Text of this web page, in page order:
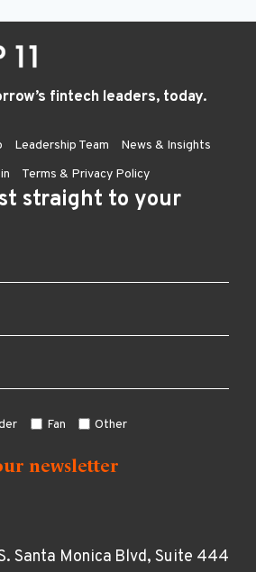
fintech leaders, today.
Leadership Team
News & Insights
Terms & Privacy Policy
straight to your
Fan Other
Santa Monica Blvd, Suite 444